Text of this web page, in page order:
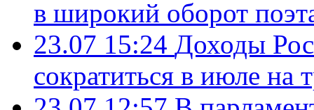
в широкий оборот
23.07 15:24 Доходы
сократиться в июле на